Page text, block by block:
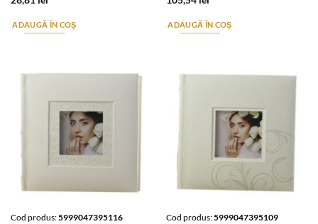
ADAUGĂ ÎN COȘ ADAUGĂ ÎN COȘ
Cod produs:5999047395116 Cod produs:5999047395109